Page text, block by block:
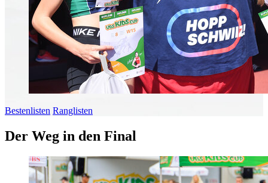
Bestenlisten Ranglisten
Der Weg in den Final